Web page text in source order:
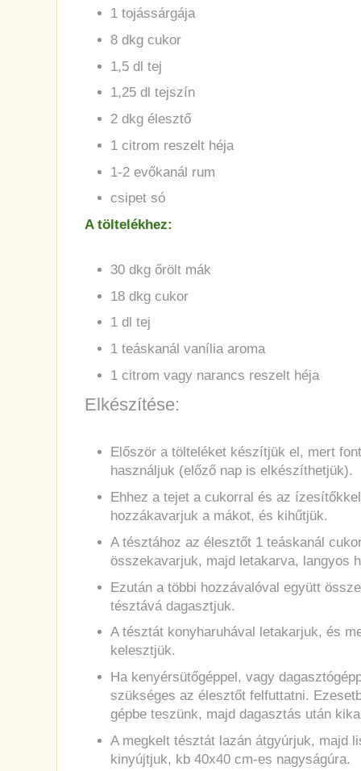
1 tojássárgája
8 dkg cukor
1,5 dl tej
1,25 dl tejszín
2 dkg élesztő
1 citrom reszelt héja
1-2 evőkanál rum
csipet só
A töltelékhez:
30 dkg őrölt mák
18 dkg cukor
1 dl tej
1 teáskanál vanília aroma
1 citrom vagy narancs reszelt héja
Elkészítése:
Először a tölteléket készítjük el, mert
használjuk (előző nap is elkészíthetjük).
Ehhez a tejet a cukorral és az
hozzákavarjuk a mákot, és kihűtjük.
A tésztához az élesztőt 1 teáskanál
összekavarjuk, majd letakarva, langyos
Ezután a többi hozzávalóval együtt
tésztává dagasztjuk.
A tésztát konyharuhával letakarjuk, és
kelesztjük.
Ha kenyérsütőgéppel, vagy
szükséges az élesztőt felfuttatni.
gépbe teszünk, majd dagasztás után
A megkelt tésztát lazán átgyúrjuk, majd
kinyújtjuk, kb 40x40 cm-es nagyságúra.